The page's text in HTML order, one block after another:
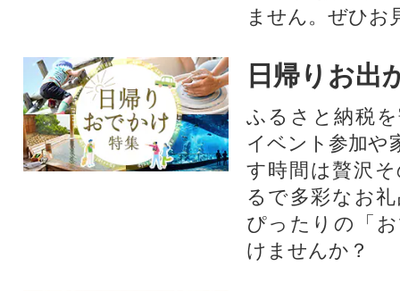
ません。ぜひお
日帰りお出
ふるさと納税
イベント参加や
す時間は贅沢
るで多彩なお
ぴったりの「
けませんか？